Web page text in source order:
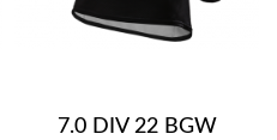
7.0 DIV 22 BGW